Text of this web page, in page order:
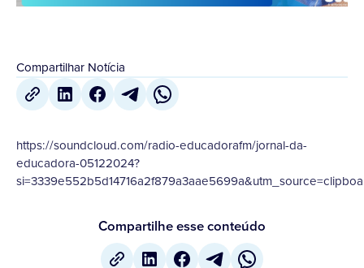
Compartilhar Notícia
https://soundcloud.com/radio-educadorafm/jornal-da-
educadora-05122024?
Compartilhe esse conteúdo